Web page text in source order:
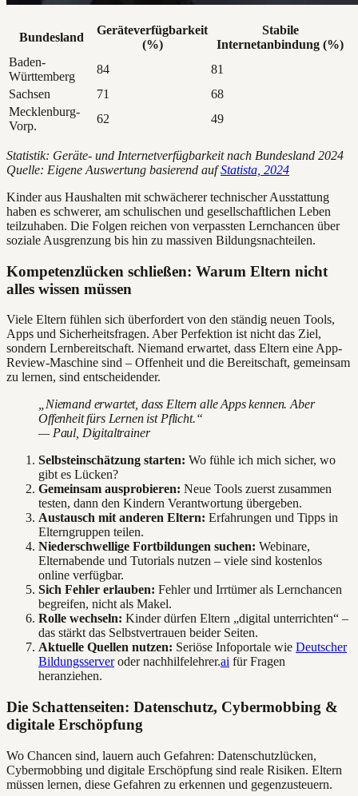
Bundesland
Geräteverfügbarkeit
(%)
Stabile
Internetanbindung (%)
Baden-
Württemberg
84
81
Sachsen
71
68
Mecklenburg-
Vorp.
62 49
Statistik: Geräte- und Internetverfügbarkeit nach Bundesland 2024
Quelle: Eigene Auswertung basierend aufStatista, 2024
Kinder aus Haushalten mit schwächerer technischer Ausstattung
haben es schwerer, am schulischen und gesellschaftlichen Leben
teilzuhaben. Die Folgen reichen von verpassten Lernchancen über
soziale Ausgrenzung bis hin zu massiven Bildungsnachteilen.
Kompetenzlücken schließen: Warum Eltern nicht
alles wissen müssen
Viele Eltern fühlen sich überfordert von den ständig neuen Tools,
Apps und Sicherheitsfragen. Aber Perfektion ist nicht das Ziel,
sondern Lernbereitschaft. Niemand erwartet, dass Eltern eine App-
Review-Maschine sind – Offenheit und die Bereitschaft, gemeinsam
zu lernen, sind entscheidender.
„Niemand erwartet, dass Eltern alle Apps kennen. Aber
Offenheit fürs Lernen ist Pflicht.“
— Paul, Digitaltrainer
Selbsteinschätzung starten: Wo fühle ich mich sicher, wo
gibt es Lücken?
Gemeinsam ausprobieren: Neue Tools zuerst zusammen
testen, dann den Kindern Verantwortung übergeben.
Austausch mit anderen Eltern: Erfahrungen und Tipps in
Elterngruppen teilen.
Niederschwellige Fortbildungen suchen: Webinare,
Elternabende und Tutorials nutzen – viele sind kostenlos
online verfügbar.
Sich Fehler erlauben: Fehler und Irrtümer als Lernchancen
begreifen, nicht als Makel.
Rolle wechseln: Kinder dürfen Eltern „digital unterrichten“ –
das stärkt das Selbstvertrauen beider Seiten.
Aktuelle Quellen nutzen: Seriöse Infoportale wie Deutscher
Bildungsserveroder nachhilfelehrer.ai für Fragen
heranziehen.
Die Schattenseiten: Datenschutz, Cybermobbing &
digitale Erschöpfung
Wo Chancen sind, lauern auch Gefahren: Datenschutzlücken,
Cybermobbing und digitale Erschöpfung sind reale Risiken. Eltern
müssen lernen, diese Gefahren zu erkennen und gegenzusteuern.